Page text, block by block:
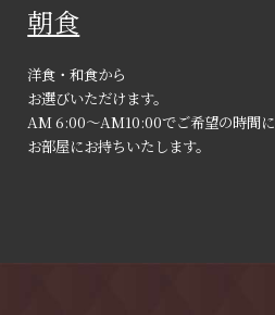
朝食
洋食・和食から
お選びいただけます。
AM 6:00〜AM10:00でご希望の時間に
お部屋にお持ちいたします。